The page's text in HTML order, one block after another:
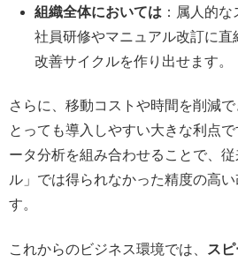
組織全体においては ：属人的
社員研修やマニュアル改訂に直
改善サイクルを作り出せます。
さらに、移動コストや時間を削減
とっても導入しやすい大きな利点
ータ分析を組み合わせることで、
ル」では得られなかった精度の高
す。
これからのビジネス環境では、
ス